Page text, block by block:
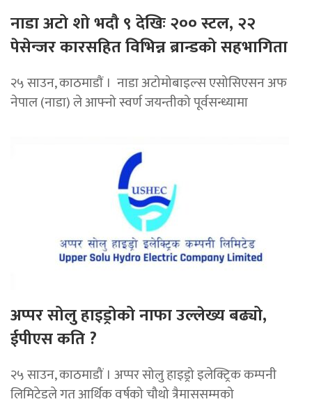
नाडा अटो शो भदौ ९ देखिः २०० स्टल, २२
पेसेन्जर कारसहित विभिन्न ब्रान्डको सहभागिता
२५ साउन, काठमाडाैं । नाडा अटोमोबाइल्स एसोसिएसन अफ
नेपाल (नाडा) ले आफ्नो स्वर्ण जयन्तीको पूर्वसन्ध्यामा
अप्पर सोलु हाइड्रोको नाफा उल्लेख्य बढ्यो,
ईपीएस कति ?
२५ साउन, काठमाडौं । अप्पर सोलु हाइड्रो इलेक्ट्रिक कम्पनी
लिमिटेडले गत आर्थिक वर्षको चौथो त्रैमाससम्मको